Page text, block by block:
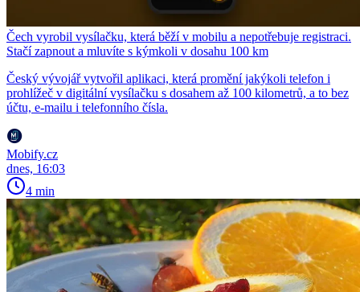
Čech vyrobil vysílačku, která běží v mobilu a nepotřebuje registraci.
Stačí zapnout a mluvíte s kýmkoli v dosahu 100 km
Český vývojář vytvořil aplikaci, která promění jakýkoli telefon i
prohlížeč v digitální vysílačku s dosahem až 100 kilometrů, a to bez
účtu, e-mailu i telefonního čísla.
Mobify.cz
dnes, 16:03
4 min